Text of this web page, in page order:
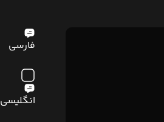
فارسی
انگلیسی